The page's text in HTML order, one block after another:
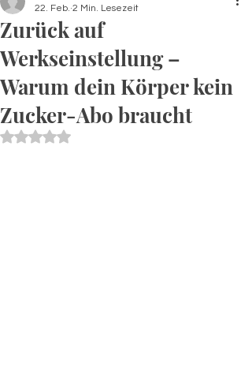
Zurück auf
Werkseinstellung –
Warum dein Körper kein
Zucker-Abo braucht
22. Feb. 2 Min. Lesezeit
Mit NaN von 5 Sternen bewertet.